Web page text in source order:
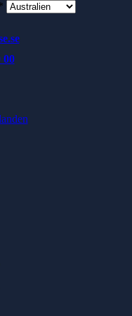
00